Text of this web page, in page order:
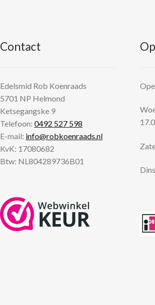
Contact
Edelsmid Rob Koenraads
5701 NP Helmond
Ketsegangske 9
Telefoon:0492 527 598
E-mail: info@robkoenraads.nl
KvK: 17080682
Btw: NL804289736B01